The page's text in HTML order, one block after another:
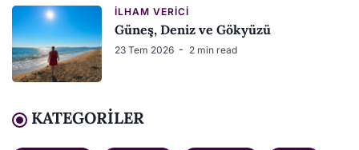
İLHAM VERICI
Güneş, Deniz ve Gökyüzü
23 Tem 2026 2 min read
KATEGORILER